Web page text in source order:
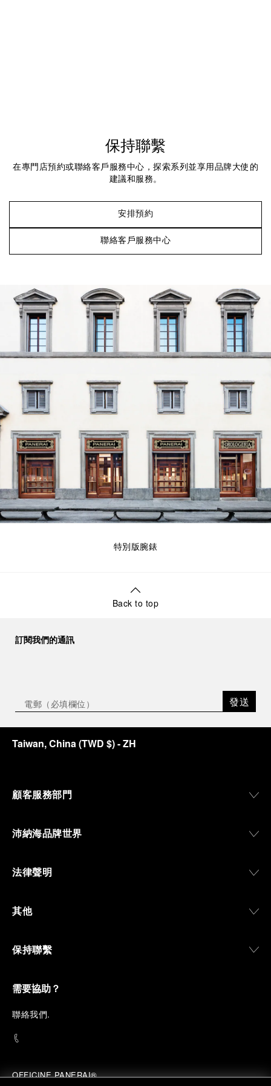
保持聯繫
在專門店預約或聯絡客戶服務中心，探索系列並享用品牌大使的
建議和服務。
安排預約
聯絡客戶服務中心
特別版腕錶
Back to top
訂閱我們的通訊
發送
Taiwan, China(TWD $)- ZH
顧客服務部門
沛納海品牌世界
法律聲明
其他
保持聯繫
需要協助？
聯絡我們.
OFFICINE PANERAI®